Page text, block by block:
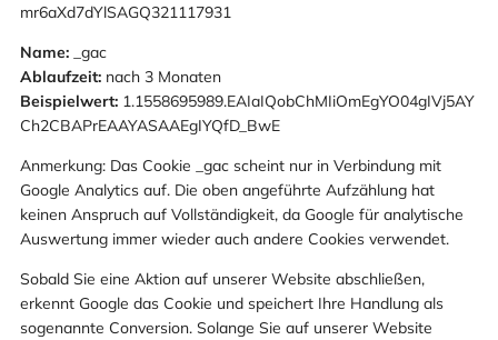
mr6aXd7dYlSAGQ321117931
Name: _gac
Ablaufzeit: nach 3 Monaten
Beispielwert: 1.1558695989.EAIaIQobChMIiOmEgYO04gIVj5AY
Ch2CBAPrEAAYASAAEgIYQfD_BwE
Anmerkung: Das Cookie _gac scheint nur in Verbindung mit
Google Analytics auf. Die oben angeführte Aufzählung hat
keinen Anspruch auf Vollständigkeit, da Google für analytische
Auswertung immer wieder auch andere Cookies verwendet.
Sobald Sie eine Aktion auf unserer Website abschließen,
erkennt Google das Cookie und speichert Ihre Handlung als
sogenannte Conversion. Solange Sie auf unserer Website